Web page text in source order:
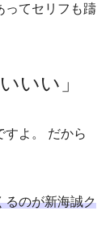
ってセリフも躊
いい」
すよ。 だから
るのが新海誠ク